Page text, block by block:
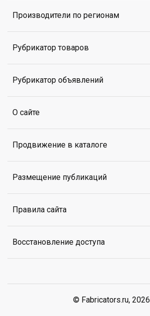
Производители по регионам
Рубрикатор товаров
Рубрикатор объявлений
О сайте
Продвижение в каталоге
Размещение публикаций
Правила сайта
Восстановление доступа
© Fabricators.ru, 2026